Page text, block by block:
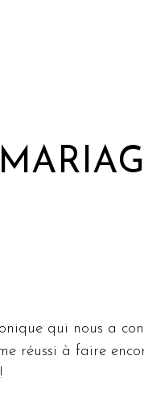
la recherche ou
qui nous a
réussi à faire